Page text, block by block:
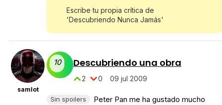
Escribe tu propia crítica de
'Descubriendo Nunca Jamás'
samlot
10 Descubriendo una obra
2 0 09 jul 2009
Sin spoilers
Peter Pan me ha gustado mucho